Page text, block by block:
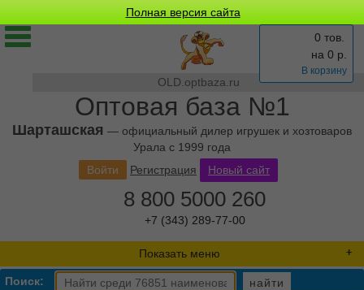
Полная версия сайта
OLD.optbaza.ru
Оптовая база №1
Шарташская — официальный дилер игрушек и хозтоваров
Урала с 1999 года
0 тов.
на 0 р.
В корзину
Войти Регистрация Новый сайт
8 800 5000 260
+7 (343) 289-77-00
Показать меню
Поиск: найти